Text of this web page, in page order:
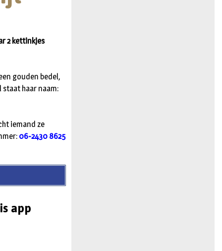
2 kettinkjes
gouden bedel,
staat haar naam:
iemand ze
06-2430 8625
app